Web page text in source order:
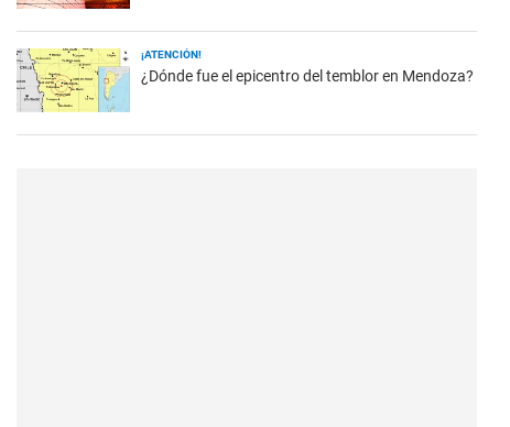
¡ATENCIÓN!
¿Dónde fue el epicentro del temblor en Mendoza?